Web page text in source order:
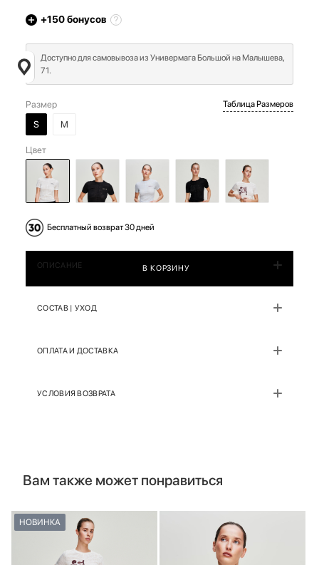
+150бонусов
Доступно для самовывоза из Универмага Большой на Малышева,
71.
Размер
S
M
Таблица Размеров
Цвет
Бесплатный возврат 30 дней
В КОРЗИНУ
ОПИСАНИЕ
СОСТАВ | УХОД
ОПЛАТА И ДОСТАВКА
УСЛОВИЯ ВОЗВРАТА
Вам также может понравиться
НОВИНКА